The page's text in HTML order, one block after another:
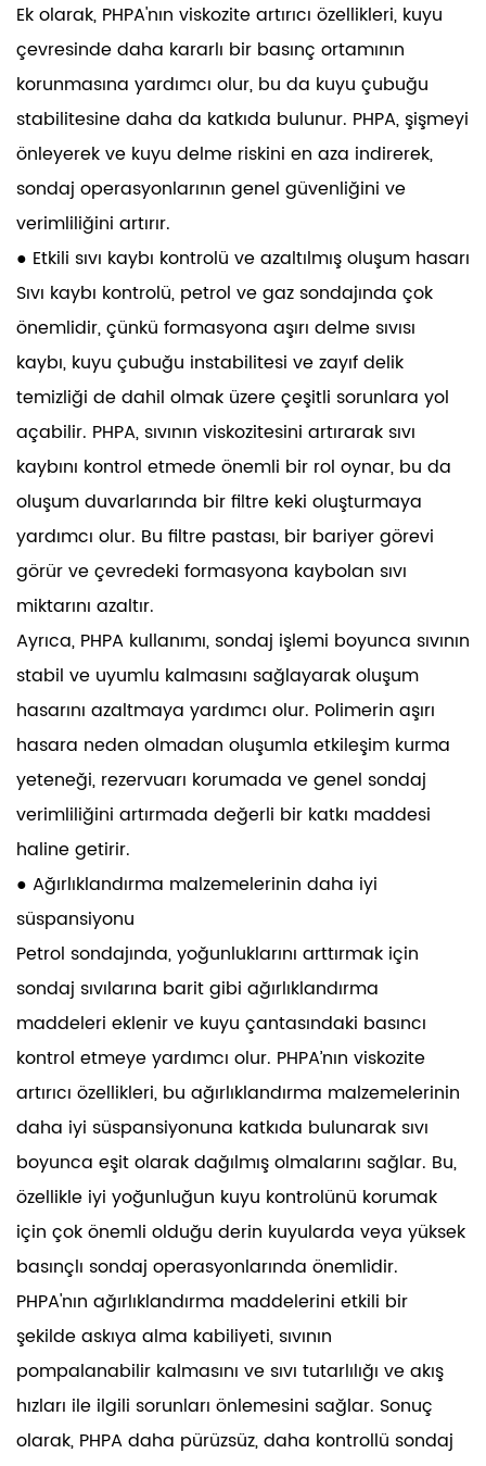
Ek olarak, PHPA'nın viskozite artırıcı özellikleri, kuyu
çevresinde daha kararlı bir basınç ortamının
korunmasına yardımcı olur, bu da kuyu çubuğu
stabilitesine daha da katkıda bulunur. PHPA, şişmeyi
önleyerek ve kuyu delme riskini en aza indirerek,
sondaj operasyonlarının genel güvenliğini ve
verimliliğini artırır.
● Etkili sıvı kaybı kontrolü ve azaltılmış oluşum hasarı
Sıvı kaybı kontrolü, petrol ve gaz sondajında ​​çok
önemlidir, çünkü formasyona aşırı delme sıvısı
kaybı, kuyu çubuğu instabilitesi ve zayıf delik
temizliği de dahil olmak üzere çeşitli sorunlara yol
açabilir. PHPA, sıvının viskozitesini artırarak sıvı
kaybını kontrol etmede önemli bir rol oynar, bu da
oluşum duvarlarında bir filtre keki oluşturmaya
yardımcı olur. Bu filtre pastası, bir bariyer görevi
görür ve çevredeki formasyona kaybolan sıvı
miktarını azaltır.
Ayrıca, PHPA kullanımı, sondaj işlemi boyunca sıvının
stabil ve uyumlu kalmasını sağlayarak oluşum
hasarını azaltmaya yardımcı olur. Polimerin aşırı
hasara neden olmadan oluşumla etkileşim kurma
yeteneği, rezervuarı korumada ve genel sondaj
verimliliğini artırmada değerli bir katkı maddesi
haline getirir.
● Ağırlıklandırma malzemelerinin daha iyi
süspansiyonu
Petrol sondajında, yoğunluklarını arttırmak için
sondaj sıvılarına barit gibi ağırlıklandırma
maddeleri eklenir ve kuyu çantasındaki basıncı
kontrol etmeye yardımcı olur. PHPA’nın viskozite
artırıcı özellikleri, bu ağırlıklandırma malzemelerinin
daha iyi süspansiyonuna katkıda bulunarak sıvı
boyunca eşit olarak dağılmış olmalarını sağlar. Bu,
özellikle iyi yoğunluğun kuyu kontrolünü korumak
için çok önemli olduğu derin kuyularda veya yüksek
basınçlı sondaj operasyonlarında önemlidir.
PHPA'nın ağırlıklandırma maddelerini etkili bir
şekilde askıya alma kabiliyeti, sıvının
pompalanabilir kalmasını ve sıvı tutarlılığı ve akış
hızları ile ilgili sorunları önlemesini sağlar. Sonuç
olarak, PHPA daha pürüzsüz, daha kontrollü sondaj